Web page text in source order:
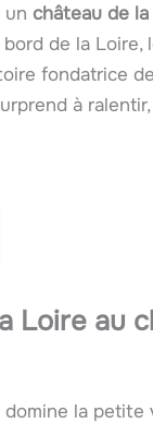
un château de
de la Loire,
fondatrice
à
Loire au
la